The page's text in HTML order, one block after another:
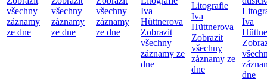
všechny
záznamy
ze dne
všechny
záznamy
ze dne
všechny
záznamy
ze dne
Iva
Hüttnerova
Zobrazit
všechny
záznamy ze
dne
Litografie
Iva
Hüttnerova
Zobrazit
všechny
záznamy ze
dne
Iva
dne